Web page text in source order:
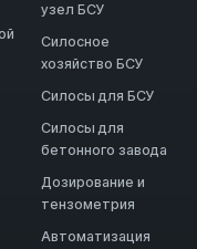
узел БСУ
Силосное
хозяйство БСУ
Силосы для БСУ
Силосы для
бетонного завода
Дозирование и
тензометрия
Автоматизация